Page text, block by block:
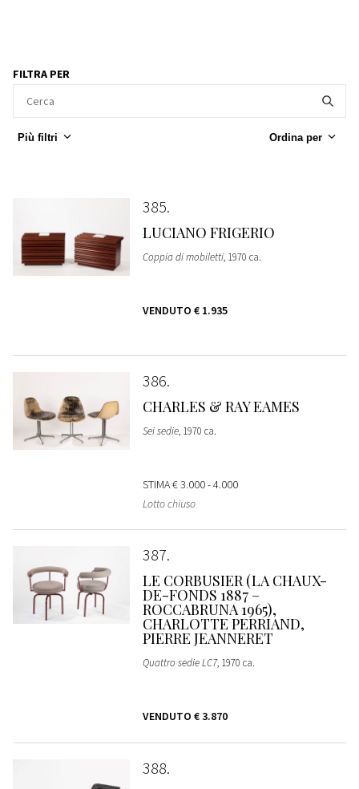
FILTRA PER
Più filtri Ordina per
385
LUCIANO FRIGERIO
Coppia di mobiletti, 1970 ca.
VENDUTO € 1.935
386
CHARLES & RAY EAMES
Sei sedie, 1970 ca.
STIMA€ 3.000 - 4.000
Lotto chiuso
387
LE CORBUSIER (LA CHAUX-
DE-FONDS 1887 –
ROCCABRUNA 1965),
CHARLOTTE PERRIAND,
PIERRE JEANNERET
Quattro sedie LC7, 1970 ca.
VENDUTO € 3.870
388